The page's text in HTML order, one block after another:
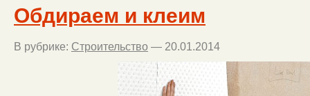
Обдираем и клеим
В рубрике: Строительство — 20.01.2014